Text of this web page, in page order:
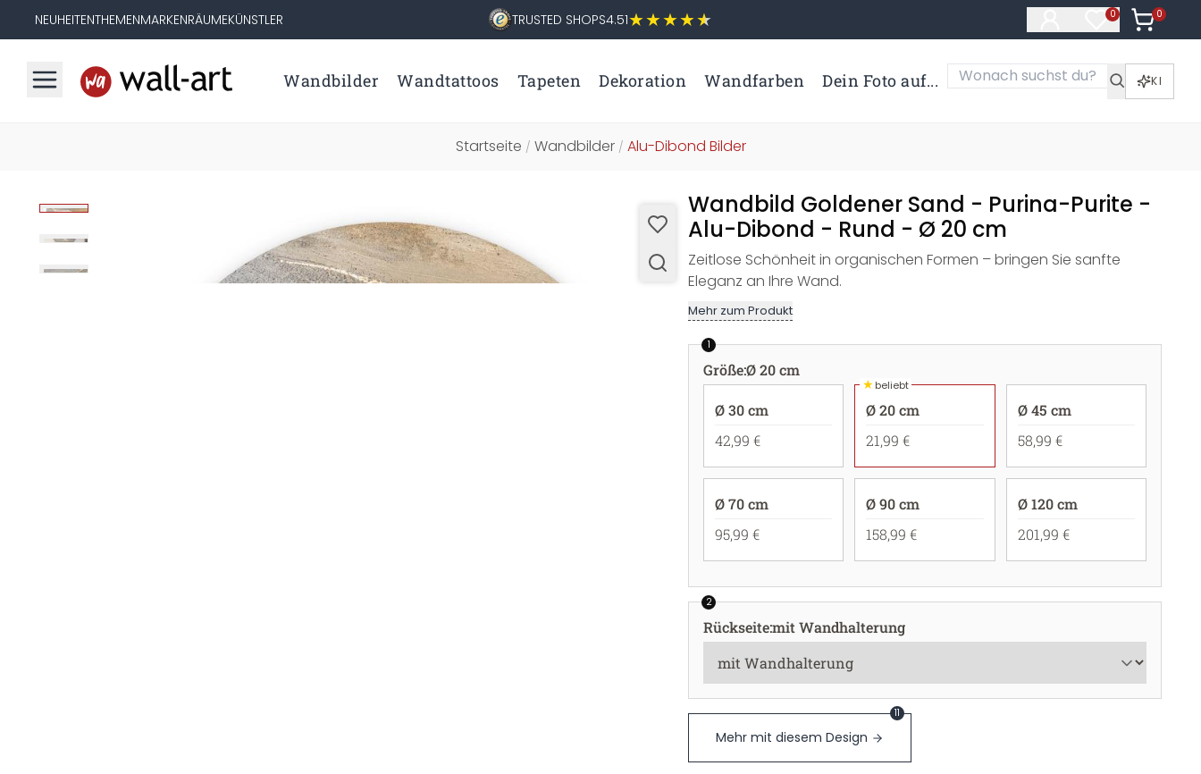
NEUHEITENTHEMENMARKENRÄUMEKÜNSTLER TRUSTED SHOPS4.51 0
Artikel im
0
Artikel
Wandbilder Wandtattoos Tapeten Dekoration Wandfarben Dein Foto auf... KI
Startseite / Wandbilder/ Alu-Dibond Bilder
Wandbild Goldener Sand - Purina-Purite -
Alu-Dibond - Rund - Ø 20 cm
Zeitlose Schönheit in organischen Formen – bringen Sie sanfte
Eleganz an Ihre Wand.
Mehr zum Produkt
1
Größe:Ø 20 cm
Ø 30 cm
42,99 €
★beliebt
Ø 20 cm
21,99 €
Ø 45 cm
58,99 €
Ø 70 cm
95,99 €
Ø 90 cm
158,99 €
Ø 120 cm
201,99 €
2
Rückseite:mit Wandhalterung
Mehr mit diesem Design
11